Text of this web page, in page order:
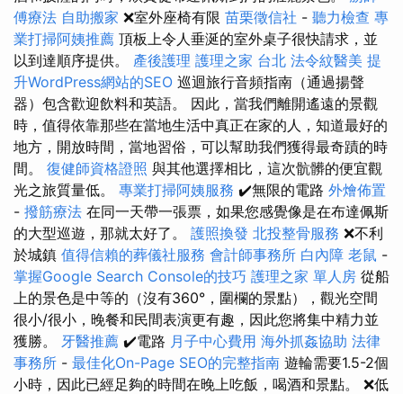
傅療法 自助搬家 ❌室外座椅有限 苗栗徵信社 - 聽力檢查 專
業打掃阿姨推薦 頂板上令人垂涎的室外桌子很快請求，並
以到達順序提供。 產後護理 護理之家 台北 法令紋醫美 提
升WordPress網站的SEO 巡迴旅行音頻指南（通過揚聲
器）包含歡迎飲料和英語。 因此，當我們離開遙遠的景觀
時，值得依靠那些在當地生活中真正在家的人，知道最好的
地方，開放時間，當地習俗，可以幫助我們獲得最奇蹟的時
間。 復健師資格證照 與其他選擇相比，這次骯髒的便宜觀
光之旅質量低。 專業打掃阿姨服務 ✔️無限的電路 外燴佈置
- 撥筋療法 在同一天帶一張票，如果您感覺像是在布達佩斯
的大型巡遊，那就太好了。 護照換發 北投整骨服務 ❌不利
於城鎮 值得信賴的葬儀社服務 會計師事務所 白內障 老鼠 -
掌握Google Search Console的技巧 護理之家 單人房 從船
上的景色是中等的（沒有360°，圍欄的景點），觀光空間
很小/很小，晚餐和民間表演更有趣，因此您將集中精力並
獲勝。 牙醫推薦 ✔️電路 月子中心費用 海外抓姦協助 法律
事務所 - 最佳化On-Page SEO的完整指南 遊輪需要1.5-2個
小時，因此已經足夠的時間在晚上吃飯，喝酒和景點。 ❌低